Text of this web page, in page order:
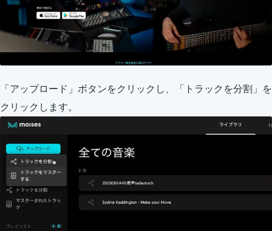
「アップロード」ボタンをクリックし、「トラックを分割」を
クリックします。